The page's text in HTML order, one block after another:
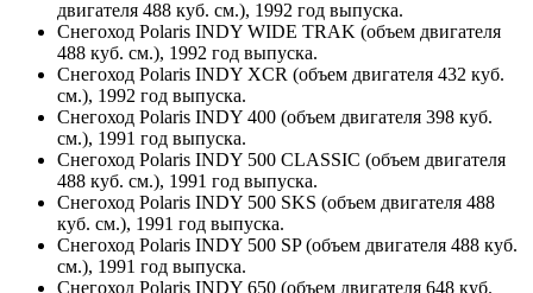
двигателя 488 куб. см.), 1992 год выпуска.
Снегоход Polaris INDY WIDE TRAK (объем двигателя
488 куб. см.), 1992 год выпуска.
Снегоход Polaris INDY XCR (объем двигателя 432 куб.
см.), 1992 год выпуска.
Снегоход Polaris INDY 400 (объем двигателя 398 куб.
см.), 1991 год выпуска.
Снегоход Polaris INDY 500 CLASSIC (объем двигателя
488 куб. см.), 1991 год выпуска.
Снегоход Polaris INDY 500 SKS (объем двигателя 488
куб. см.), 1991 год выпуска.
Снегоход Polaris INDY 500 SP (объем двигателя 488 куб.
см.), 1991 год выпуска.
Снегоход Polaris INDY 650 (объем двигателя 648 куб.